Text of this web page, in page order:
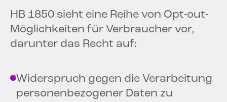
HB 1850 sieht eine Reihe von Opt-out-
Möglichkeiten für Verbraucher vor,
darunter das Recht auf:
Widerspruch gegen die Verarbeitung
personenbezogener Daten zu